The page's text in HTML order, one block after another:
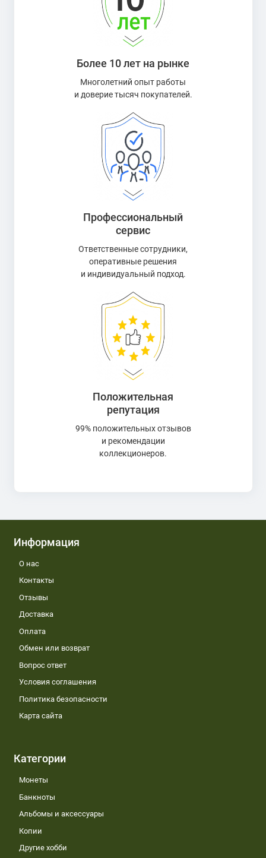
Более 10 лет на рынке
Многолетний опыт работы
и доверие тысяч покупателей.
Профессиональный
сервис
Ответственные сотрудники,
оперативные решения
и индивидуальный подход.
Положительная
репутация
99% положительных отзывов
и рекомендации
коллекционеров.
Информация
О нас
Контакты
Отзывы
Доставка
Оплата
Обмен или возврат
Вопрос ответ
Условия соглашения
Политика безопасности
Карта сайта
Категории
Монеты
Банкноты
Альбомы и аксессуары
Копии
Другие хобби